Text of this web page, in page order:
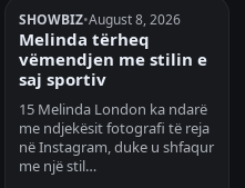
SHOWBIZ•August 8, 2026
Melinda tërheq
vëmendjen me stilin e
saj sportiv
15 Melinda London ka ndarë
me ndjekësit fotografi të reja
në Instagram, duke u shfaqur
me një stil…